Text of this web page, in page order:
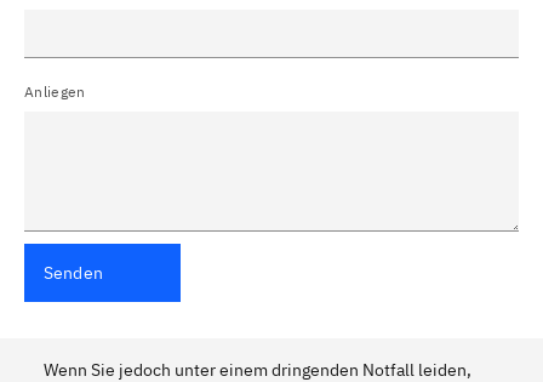
Anliegen
Senden
Wenn Sie jedoch unter einem dringenden Notfall leiden,